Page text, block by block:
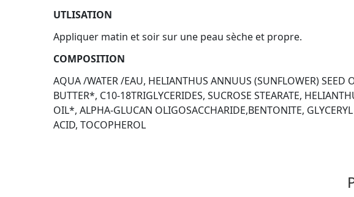
UTLISATION
Appliquer matin et soir sur une peau sèche et propre.
COMPOSITION
AQUA /WATER /EAU, HELIANTHUS ANNUUS (SUNFLOWER) SEED
BUTTER*, C10-18TRIGLYCERIDES, SUCROSE STEARATE,
OIL*, ALPHA-GLUCAN OLIGOSACCHARIDE,BENTONITE,
ACID, TOCOPHEROL